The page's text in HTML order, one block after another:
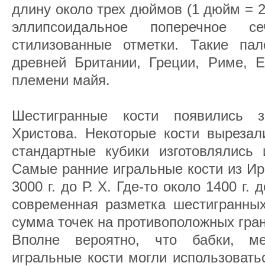
длину около трех дюймов (1 дюйм =
эллипсоидальное поперечное
стилизованные отметки. Такие
древней Британии, Греции, Риме,
племени майя.
Шестигранные кости появились
Христова. Некоторые кости
стандартные кубики
Самые ранние игральные кости из
3000 г. до Р. X. Где-то около 1400 г.
современная разметка
сумма точек на противоположных
Вполне вероятно, что бабки,
игральные кости могли